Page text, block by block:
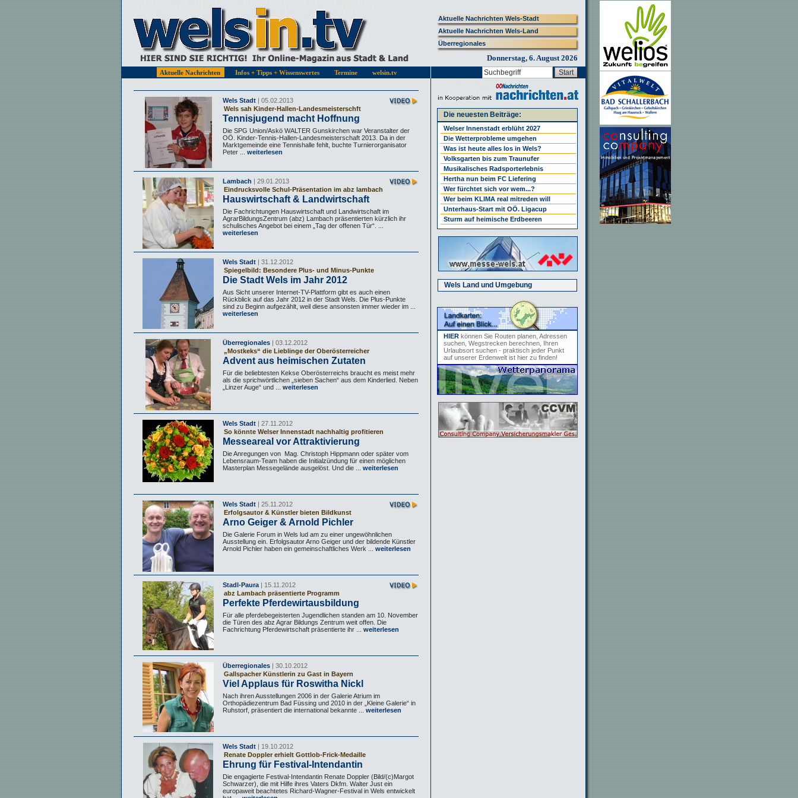
Aktuelle Nachrichten Wels-Stadt
Aktuelle Nachrichten Wels-Land
Überregionales
Donnerstag, 6. August 2026
Aktuelle Nachrichten Infos + Tipps + Wissenswertes Termine welsin.tv
Wels Stadt | 05.02.2013
Wels sah Kinder-Hallen-Landesmeisterschft
Tennisjugend macht Hoffnung
Die SPG Union/Askö WALTER Gunskirchen war Veranstalter der
OÖ. Kinder-Tennis-Hallen-Landesmeisterschaft 2013. Da in der
Marktgemeinde eine Tennishalle fehlt, buchte Turnierorganisator
Peter ...
weiterlesen
Lambach | 29.01.2013
Eindrucksvolle Schul-Präsentation im abz lambach
Hauswirtschaft & Landwirtschaft
Die Fachrichtungen Hauswirtschaft und Landwirtschaft im
AgrarBildungsZentrum (abz) Lambach präsentierten kürzlich ihr
schulisches Angebot bei einem „Tag der offenen Tür“. ...
weiterlesen
Wels Stadt | 31.12.2012
Spiegelbild: Besondere Plus- und Minus-Punkte
Die Stadt Wels im Jahr 2012
Aus Sicht unserer Internet-TV-Plattform gibt es auch einen
Rückblick auf das Jahr 2012 in der Stadt Wels. Die Plus-Punkte
sind zu Beginn aufgezählt, weil diese ansonsten immer wieder im ...
weiterlesen
Überregionales | 03.12.2012
„Mostkeks“ die Lieblinge der Oberösterreicher
Advent aus heimischen Zutaten
Für die beliebtesten Kekse Oberösterreichs braucht es meist mehr
als die sprichwörtlichen „sieben Sachen“ aus dem Kinderlied. Neben
„Linzer Auge“ und ...
weiterlesen
Wels Stadt | 27.11.2012
So könnte Welser Innenstadt nachhaltig profitieren
Messeareal vor Attraktivierung
Die Anregungen von Mag. Christoph Hippmann oder später vom
Lebensraum-Team haben die Initialzündung für einen möglichen
Masterplan Messegelände ausgelöst. Und die ...
weiterlesen
Wels Stadt | 25.11.2012
Erfolgsautor & Künstler bieten Bildkunst
Arno Geiger & Arnold Pichler
Die Galerie Forum in Wels lud am zu einer ungewöhnlichen
Ausstellung ein. Erfolgsautor Arno Geiger und der bildende Künstler
Arnold Pichler haben ein gemeinschaftliches Werk ...
weiterlesen
Stadl-Paura | 15.11.2012
abz Lambach präsentierte Programm
Perfekte Pferdewirtausbildung
Für alle pferdebegeisterten Jugendlichen standen am 10. November
die Türen des abz Agrar Bildungs Zentrum weit offen. Die
Fachrichtung Pferdewirtschaft präsentierte ihr ...
weiterlesen
Überregionales | 30.10.2012
Gallspacher Künstlerin zu Gast in Bayern
Viel Applaus für Roswitha Nickl
Nach ihren Ausstellungen 2006 in der Galerie Atrium im
Orthopädiezentrum Bad Füssing und 2010 in der „Kleine Galerie“ in
Ruhstorf, präsentiert die international bekannte ...
weiterlesen
Wels Stadt | 19.10.2012
Renate Doppler erhielt Gottlob-Frick-Medaille
Ehrung für Festival-Intendantin
Die engagierte Festival-Intendantin Renate Doppler (Bild/(c)Margot
Schwarzer), die mit Hilfe ihres Vaters Dkfm. Walter Just ein
europaweit beachtetes Richard-Wagner-Festival in Wels entwickelt
Die neuesten Beiträge:
Welser Innenstadt erblüht 2027
Die Wetterprobleme umgehen
Was ist heute alles los in Wels?
Volksgarten bis zum Traunufer
Musikalisches Radsporterlebnis
Hertha nun beim FC Liefering
Wer fürchtet sich vor wem...?
Wer beim KLIMA real mitreden will
Unterhaus-Start mit OÖ. Ligacup
Sturm auf heimische Erdbeeren
Wels Land und Umgebung
HIER können Sie Routen planen, Adressen
suchen, Wegstrecken berechnen, Ihren
Urlaubsort suchen - praktisch jeder Punkt
auf unserer Erdenwelt ist hier zu finden!